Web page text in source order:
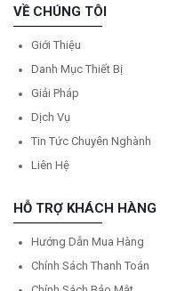
VỀ CHÚNG TÔI
Giới Thiệu
Danh Mục Thiết Bị
Giải Pháp
Dịch Vụ
Tin Tức Chuyên Nghành
Liên Hệ
HỖ TRỢ KHÁCH HÀNG
Hướng Dẫn Mua Hàng
Chính Sách Thanh Toán